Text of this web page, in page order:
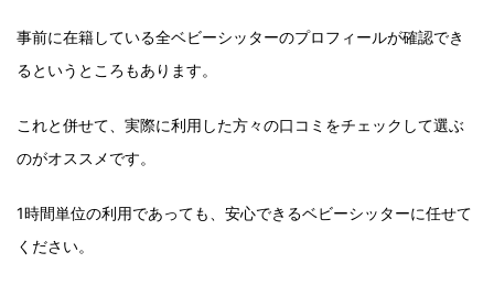
事前に在籍している全ベビーシッターのプロフィールが確認でき
るというところもあります。
これと併せて、実際に利用した方々の口コミをチェックして選ぶ
のがオススメです。
1時間単位の利用であっても、安心できるベビーシッターに任せて
ください。